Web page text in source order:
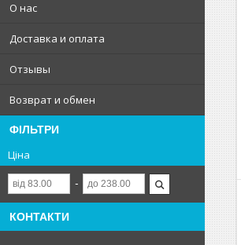
О нас
Доставка и оплата
Отзывы
Возврат и обмен
ФІЛЬТРИ
Ціна
КОНТАКТИ